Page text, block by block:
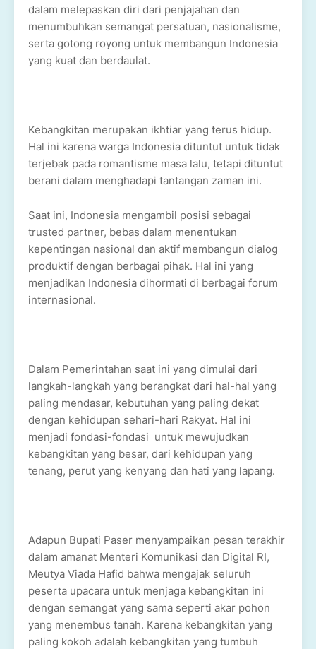
dalam melepaskan diri dari penjajahan dan
menumbuhkan semangat persatuan, nasionalisme,
serta gotong royong untuk membangun Indonesia
yang kuat dan berdaulat.
Kebangkitan merupakan ikhtiar yang terus hidup.
Hal ini karena warga Indonesia dituntut untuk tidak
terjebak pada romantisme masa lalu, tetapi dituntut
berani dalam menghadapi tantangan zaman ini.
Saat ini, Indonesia mengambil posisi sebagai
trusted partner, bebas dalam menentukan
kepentingan nasional dan aktif membangun dialog
produktif dengan berbagai pihak. Hal ini yang
menjadikan Indonesia dihormati di berbagai forum
internasional.
Dalam Pemerintahan saat ini yang dimulai dari
langkah-langkah yang berangkat dari hal-hal yang
paling mendasar, kebutuhan yang paling dekat
dengan kehidupan sehari-hari Rakyat. Hal ini
menjadi fondasi-fondasi untuk mewujudkan
kebangkitan yang besar, dari kehidupan yang
tenang, perut yang kenyang dan hati yang lapang.
Adapun Bupati Paser menyampaikan pesan terakhir
dalam amanat Menteri Komunikasi dan Digital RI,
Meutya Viada Hafid bahwa mengajak seluruh
peserta upacara untuk menjaga kebangkitan ini
dengan semangat yang sama seperti akar pohon
yang menembus tanah. Karena kebangkitan yang
paling kokoh adalah kebangkitan yang tumbuh